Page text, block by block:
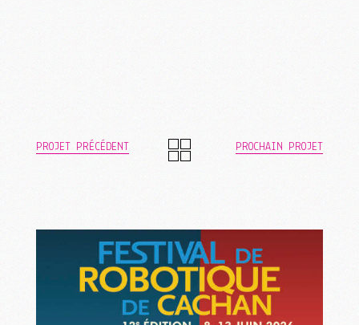
PROJET PRÉCÉDENT PROCHAIN PROJET